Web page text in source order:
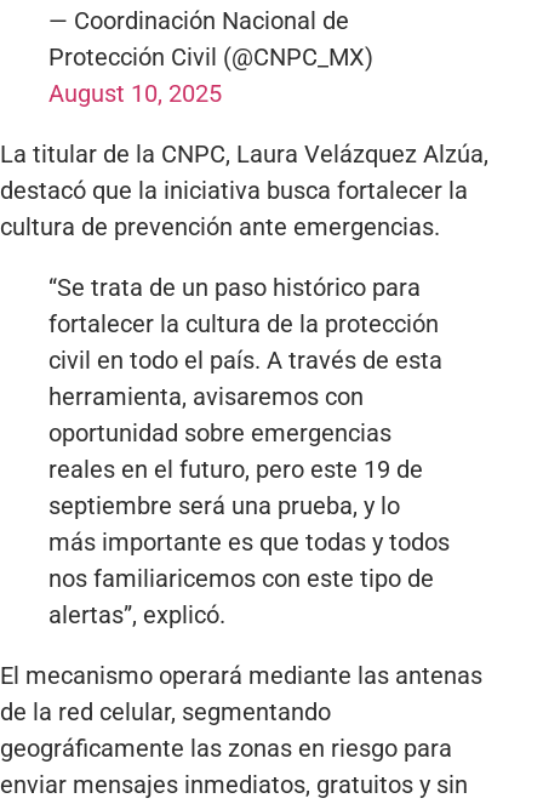
— Coordinación Nacional de
Protección Civil (@CNPC_MX)
August 10, 2025
La titular de la CNPC, Laura Velázquez Alzúa,
destacó que la iniciativa busca fortalecer la
cultura de prevención ante emergencias.
“Se trata de un paso histórico para
fortalecer la cultura de la protección
civil en todo el país. A través de esta
herramienta, avisaremos con
oportunidad sobre emergencias
reales en el futuro, pero este 19 de
septiembre será una prueba, y lo
más importante es que todas y todos
nos familiaricemos con este tipo de
alertas”, explicó.
El mecanismo operará mediante las antenas
de la red celular, segmentando
geográficamente las zonas en riesgo para
enviar mensajes inmediatos, gratuitos y sin